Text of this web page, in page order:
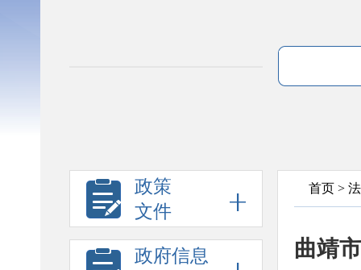
政策
文件
政府信息
首页 >
曲靖